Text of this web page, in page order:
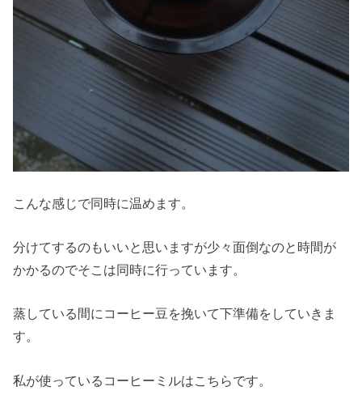
こんな感じで同時に温めます。
分けてするのもいいと思いますが少々面倒なのと時間が
かかるのでそこは同時に行っています。
蒸している間にコーヒー豆を挽いて下準備をしていきま
す。
私が使っているコーヒーミルはこちらです。